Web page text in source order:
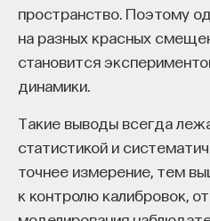
пространство. Поэтому
на разных красных
становится
динамики.
Такие выводы всегда
статистикой и
точнее измерение, тем
к контролю калибровок,
Сения
редактор
ТЕХНОЛОГИИ
644 публикации
ТЕХНОЛОГИИ